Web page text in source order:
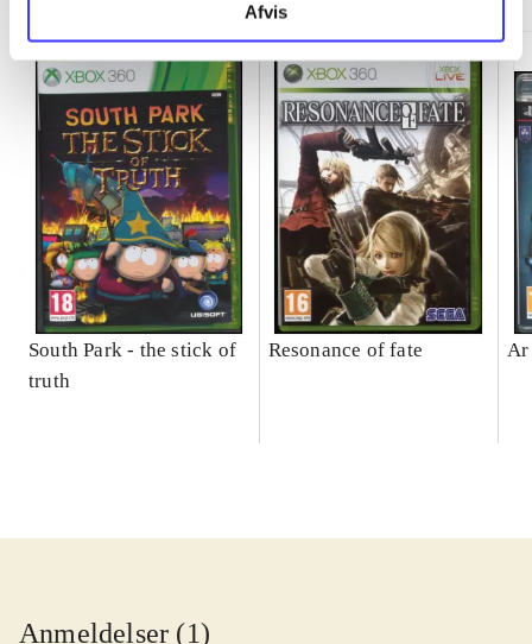
Afvis
South Park - the stick of
truth
Resonance of fate Ar
Anmeldelser (1)